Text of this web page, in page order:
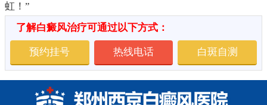
虹！”
了解白癜风治疗可通过以下方式：
预约挂号 热线电话 白斑自测